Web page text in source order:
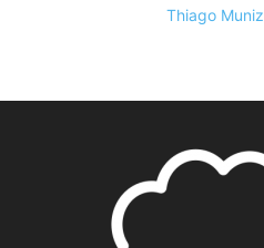
Thiago Muniz